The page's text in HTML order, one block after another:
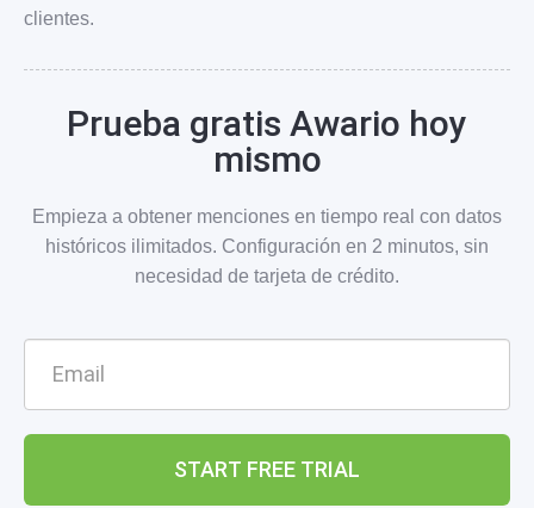
clientes.
Prueba gratis Awario hoy
mismo
Empieza a obtener menciones en tiempo real con datos
históricos ilimitados. Configuración en 2 minutos, sin
necesidad de tarjeta de crédito.
START FREE TRIAL